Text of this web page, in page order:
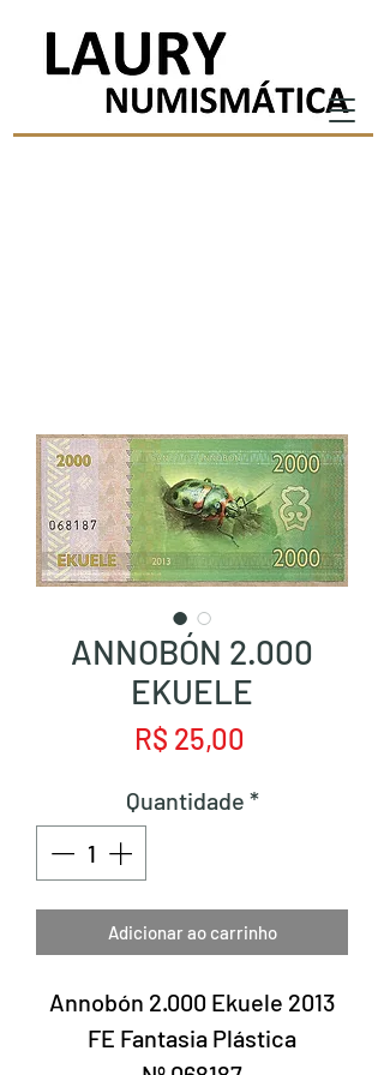
ANNOBÓN 2.000
EKUELE
R$ 25,00
Quantidade *
Adicionar ao carrinho
Annobón 2.000 Ekuele 2013
FE Fantasia Plástica